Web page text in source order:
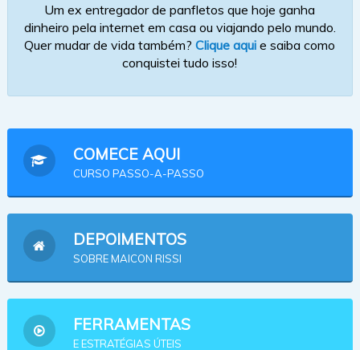
Um ex entregador de panfletos que hoje ganha
dinheiro pela internet em casa ou viajando pelo mundo.
Quer mudar de vida também?Clique aqui e saiba como
conquistei tudo isso!
COMECE AQUI
CURSO PASSO-A-PASSO
DEPOIMENTOS
SOBRE MAICON RISSI
FERRAMENTAS
E ESTRATÉGIAS ÚTEIS